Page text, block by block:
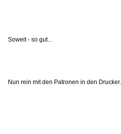
Soweit - so gut...
Nun rein mit den Patronen in den Drucker...